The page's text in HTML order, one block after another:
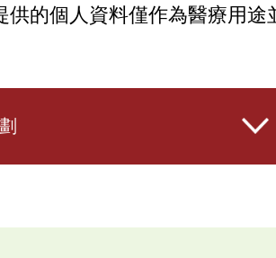
供的個人資料僅作為醫療用途